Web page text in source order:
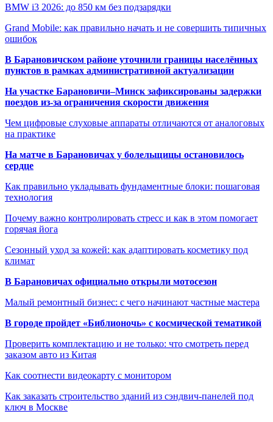
BMW i3 2026: до 850 км без подзарядки
Grand Mobile: как правильно начать и не совершить типичных
ошибок
В Барановичском районе уточнили границы населённых
пунктов в рамках административной актуализации
На участке Барановичи–Минск зафиксированы задержки
поездов из-за ограничения скорости движения
Чем цифровые слуховые аппараты отличаются от аналоговых
на практике
На матче в Барановичах у болельщицы остановилось
сердце
Как правильно укладывать фундаментные блоки: пошаговая
технология
Почему важно контролировать стресс и как в этом помогает
горячая йога
Сезонный уход за кожей: как адаптировать косметику под
климат
В Барановичах официально открыли мотосезон
Малый ремонтный бизнес: с чего начинают частные мастера
В городе пройдет «Библионочь» с космической тематикой
Проверить комплектацию и не только: что смотреть перед
заказом авто из Китая
Как соотнести видеокарту с монитором
Как заказать строительство зданий из сэндвич-панелей под
ключ в Москве